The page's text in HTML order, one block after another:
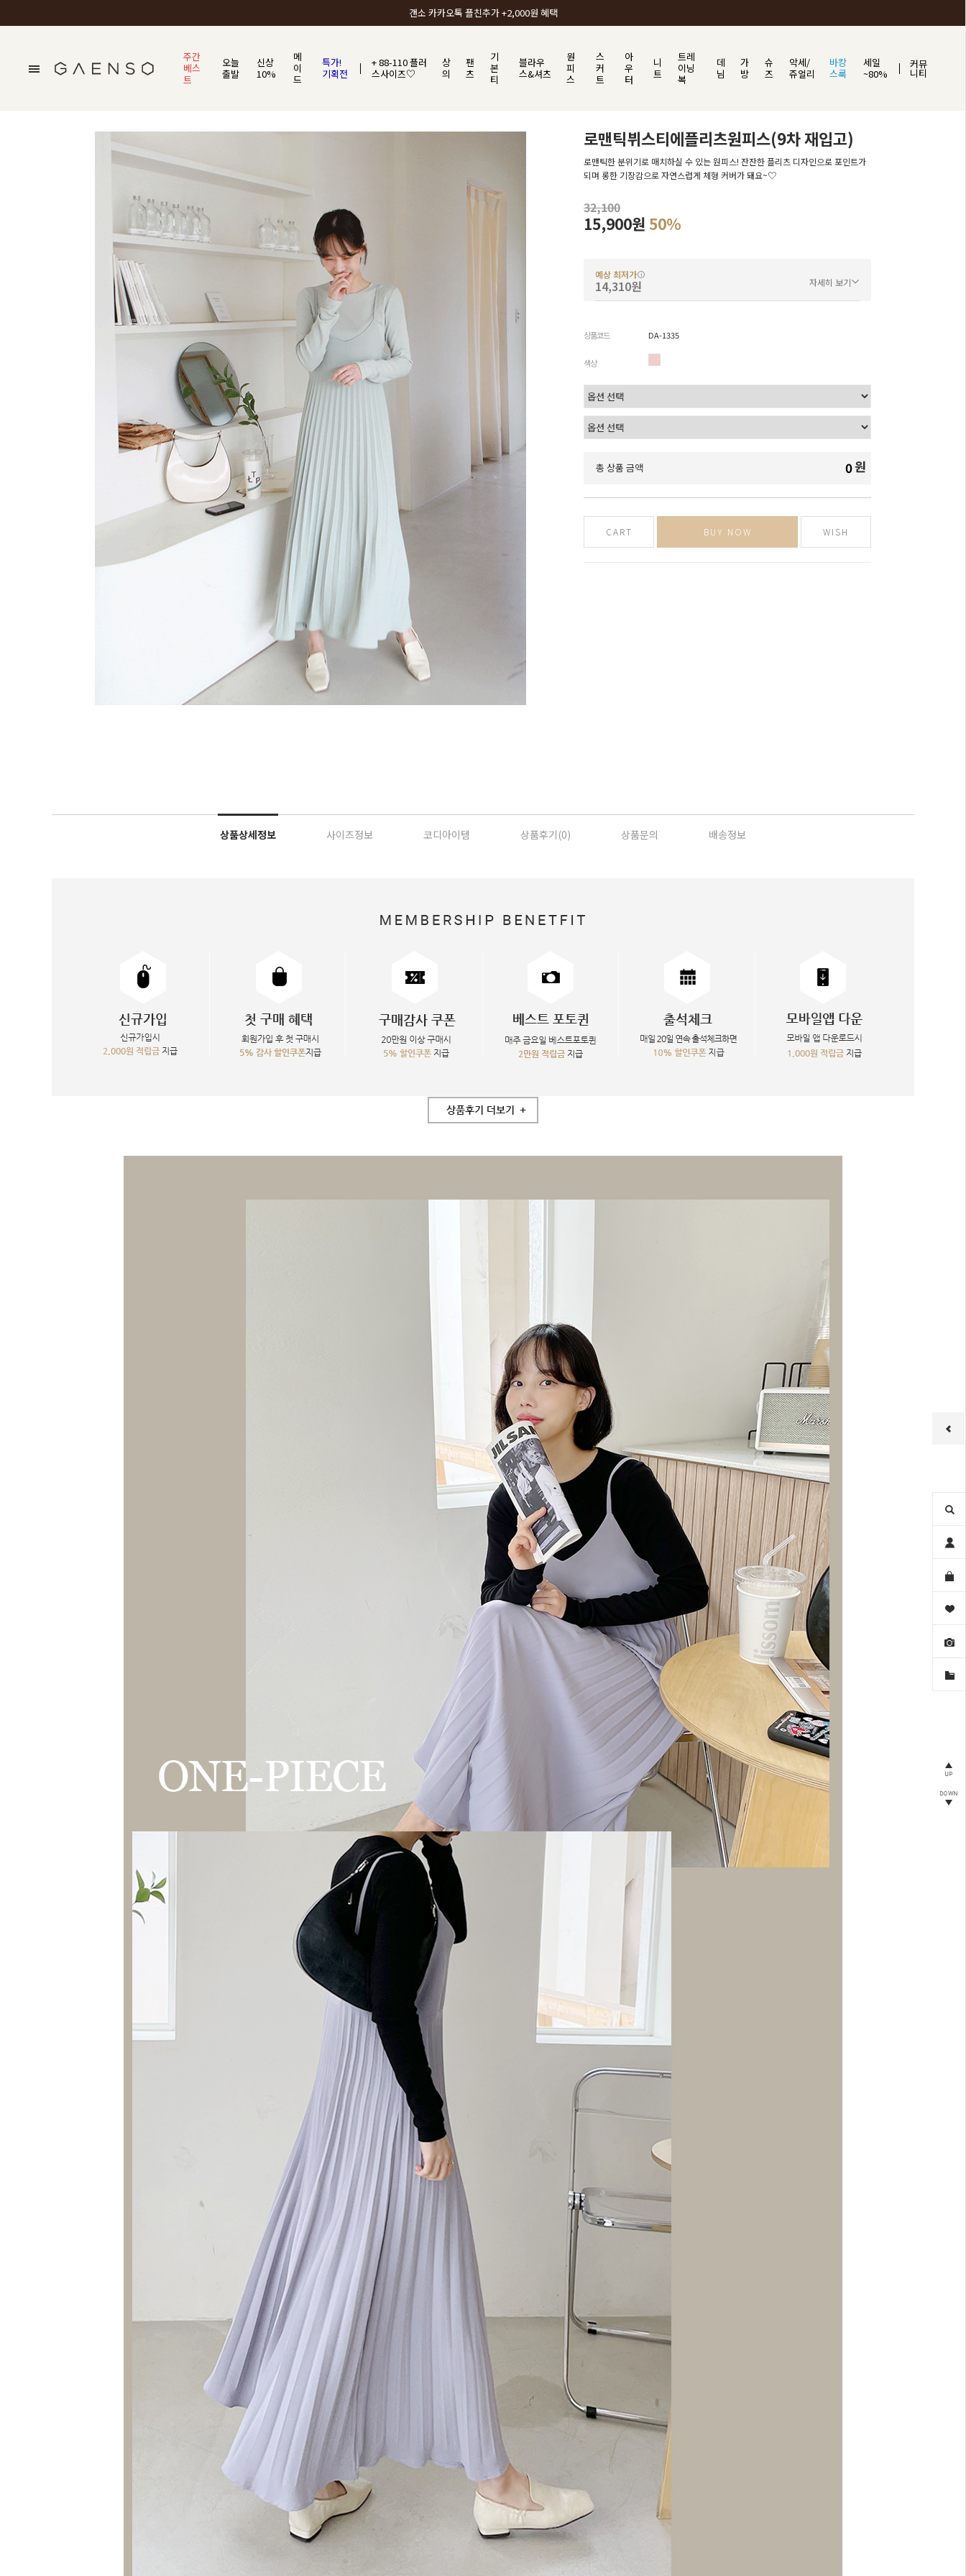
갠소에서 가장 많이 사랑받는 BEST ITEM
주간
베스
트
오늘
출발
신상
10%
메
이
드
특가!
기획전
+ 88-110 플러
스사이즈♡
상
의
팬
츠
기
본
티
블라우
스&셔츠
원
피
스
스
커
트
아
우
터
니
트
트레
이닝
복
데
님
가
방
슈
즈
악세/
쥬얼리
바캉
스룩
세일
~80%
커뮤
니티
로맨틱뷔스티에플리츠원피스(9차 재입고)
로맨틱한 분위기로 매치하실 수 있는 원피스! 잔잔한 플리츠 디자인으로 포인트가
되며 롱한 기장감으로 자연스럽게 체형 커버가 돼요~♡
32,100
15,900원 50%
예상 최저가
14,310원 자세히 보기
상품코드 DA-1335
색상
총 상품 금액 0원
CART BUY NOW WISH
상품상세정보 사이즈정보 코디아이템 상품후기(0) 상품문의 배송정보